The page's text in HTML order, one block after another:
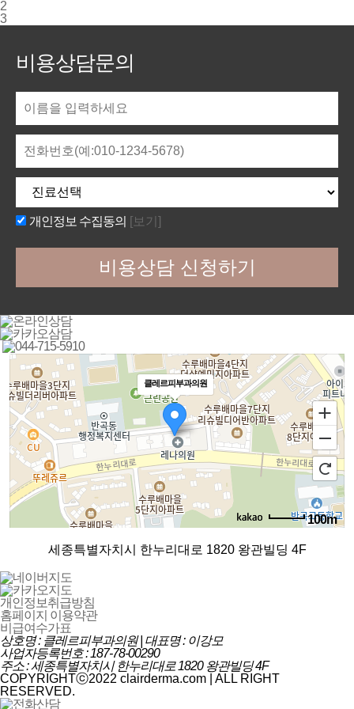
2
3
비용상담문의
개인정보 수집동의 [보기]
클레르피부과의원
100m
세종특별자치시 한누리대로 1820 왕관빌딩 4F
개인정보취급방침
홈페이지 이용약관
비급여수가표
상호명 : 클레르피부과의원 | 대표명 : 이강모
사업자등록번호 : 187-78-00290
주소 : 세종특별자치시 한누리대로 1820 왕관빌딩 4F
COPYRIGHTⓒ2022 clairderma.com | ALL RIGHT
RESERVED.